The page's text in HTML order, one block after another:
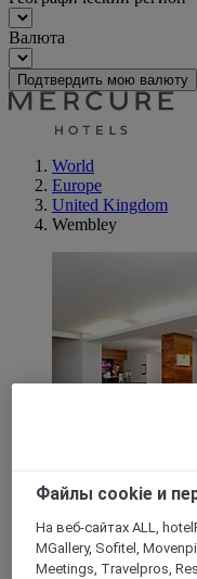
Валюта
Подтвердить мою валюту
World
Europe
United Kingdom
Wembley
ЛОНДОН,
Mercure
Файлы cookie и
На веб-сайтах ALL,
MGallery, Sofitel,
Meetings, Travelpros,